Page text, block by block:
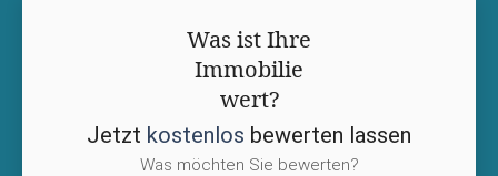
Was ist Ihre
Immobilie
wert?
Jetzt kostenlos bewerten lassen
Was möchten Sie bewerten?